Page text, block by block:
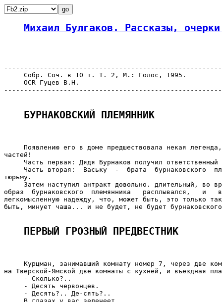
Михаил Булгаков. Рассказы,
     Собр. Соч. в 10 т. Т. 2, М.: Голос, 1995.
     OCR Гуцев В.Н.
БУРНАКОВСКИЙ ПЛЕМЯННИК
Появлению его в доме предшествовала некая
частей!
Часть первая: Дядя Бурнаков получил ответственный
Часть вторая:  Ваську  -  брата  бурнаковского
тюрьму.
Затем наступил антракт довольно. длительный, во
образ  бурнаковского  племянника   расплывался,   и
легкомысленную надежду, что, может быть, это только
быть, минует чаша... и не будет, не будет
ПЕРВЫЙ ГРОЗНЫЙ ПРЕДВЕСТНИК
Курцман, занимавший комнату номер 7, через две
на Тверской-Ямской две комнаты с кухней, и въездная
     - Сколько?..
     - Десять червонцев.
     - Десять?.. Де-сять?..